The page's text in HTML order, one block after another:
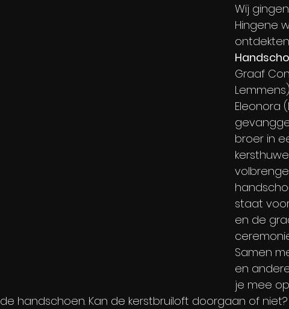
Wij
Hingene
Graaf
Eleonora
broer in
staat
en de
Samen
en
je mee
de handschoen. Kan de kerstbruiloft doorgaan of niet?